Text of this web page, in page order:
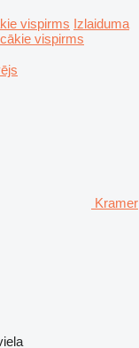
vispirms Izlaiduma
vispirms
Kramer